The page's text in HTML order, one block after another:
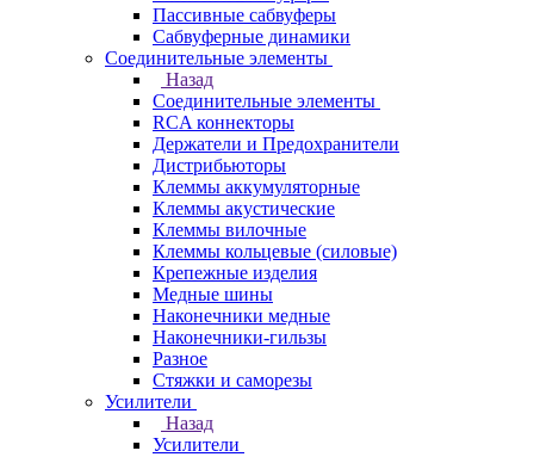
Пассивные сабвуферы
Сабвуферные динамики
Соединительные элементы
Назад
Соединительные элементы
RCA коннекторы
Держатели и Предохранители
Дистрибьюторы
Клеммы аккумуляторные
Клеммы акустические
Клеммы вилочные
Клеммы кольцевые (силовые)
Крепежные изделия
Медные шины
Наконечники медные
Наконечники-гильзы
Разное
Стяжки и саморезы
Усилители
Назад
Усилители